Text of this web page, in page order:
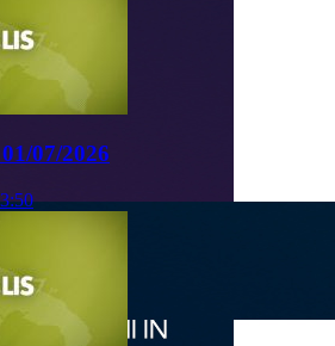
07/2026